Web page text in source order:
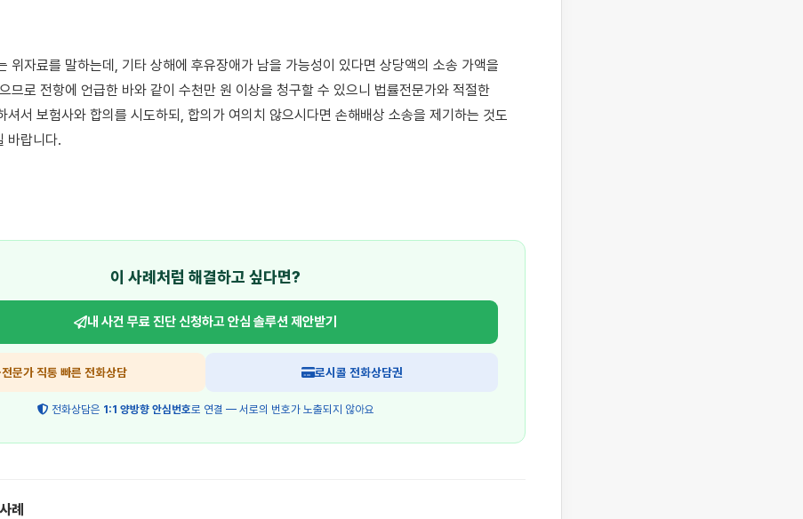
위자료를 말하는데, 기타 상해에 후유장애가 남을 가능성이 있다면 상당액의 소송 가액을
므로 전항에 언급한 바와 같이 수천만 원 이상을 청구할 수 있으니 법률전문가와 적절한
셔서 보험사와 합의를 시도하되, 합의가 여의치 않으시다면 손해배상 소송을 제기하는 것도
바랍니다.
이 사례처럼 해결하고 싶다면?
내 사건 무료 진단 신청하고안심 솔루션 제안받기
전문가 직통 빠른 전화상담 로시콜 전화상담권
전화상담은 1:1 양방향 안심번호로 연결 — 서로의 번호가 노출되지 않아요
례